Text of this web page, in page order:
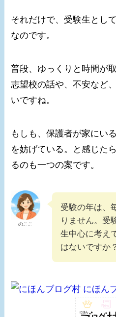
それだけで、受験生とし
なのです。
普段、ゆっくりと時間が
志望校の話や、不安など
いですね。
もしも、保護者が家にい
を妨げている。と感じた
るのも一つの案です。
のここ
受験の年は、
りません。受
生中心に考え
はないですか